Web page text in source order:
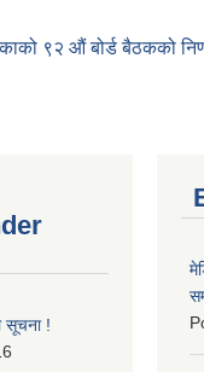
९२ औं बोर्ड बैठकको
सूचना !